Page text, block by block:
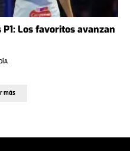
Los favoritos avanzan
más